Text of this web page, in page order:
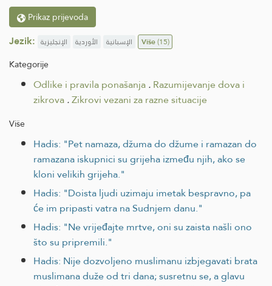
Prikaz prijevoda
Jezik: الإنجليزية الأوردية الإسبانية Više(15)
Kategorije
Odlike i pravila ponašanja.Razumijevanje dova i
zikrova.Zikrovi vezani za razne situacije
Više
Hadis: "Pet namaza, džuma do džume i ramazan do
ramazana iskupnici su grijeha između njih, ako se
kloni velikih grijeha."
Hadis: "Doista ljudi uzimaju imetak bespravno, pa
će im pripasti vatra na Sudnjem danu."
Hadis: "Ne vrijeđajte mrtve, oni su zaista našli ono
što su pripremili."
Hadis: Nije dozvoljeno muslimanu izbjegavati brata
muslimana duže od tri dana; susretnu se, a glavu